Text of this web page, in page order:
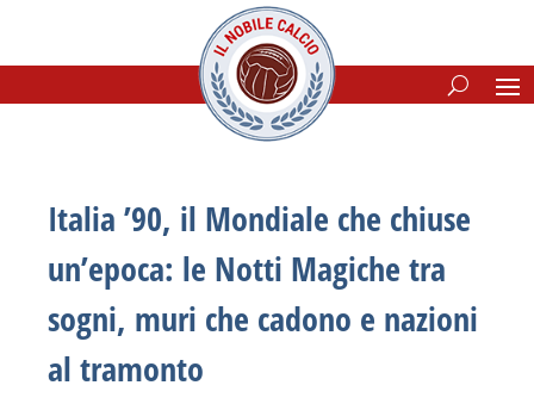
Italia ’90, il Mondiale che chiuse
un’epoca: le Notti Magiche tra
sogni, muri che cadono e nazioni
al tramonto